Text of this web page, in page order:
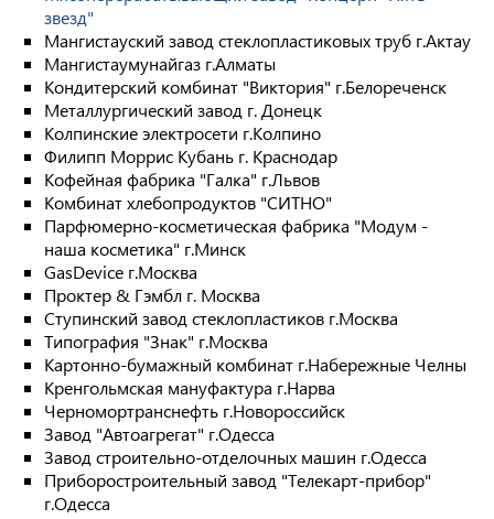
звезд"
Мангистауский завод стеклопластиковых труб г.Актау
Мангистаумунайгаз г.Алматы
Кондитерский комбинат "Виктория" г.Белореченск
Металлургический завод г. Донецк
Колпинские электросети г.Колпино
Филипп Моррис Кубань г. Краснодар
Кофейная фабрика "Галка" г.Львов
Комбинат хлебопродуктов "СИТНО"
Парфюмерно-косметическая фабрика "Модум -
наша косметика" г.Минск
GasDevice г.Москва
Проктер & Гэмбл г. Москва
Ступинский завод стеклопластиков г.Москва
Типография "Знак" г.Москва
Картонно-бумажный комбинат г.Набережные Челны
Кренгольмская мануфактура г.Нарва
Черномортранснефть г.Новороссийск
Завод "Автоагрегат" г.Одесса
Завод строительно-отделочных машин г.Одесса
Приборостроительный завод "Телекарт-прибор"
г.Одесса